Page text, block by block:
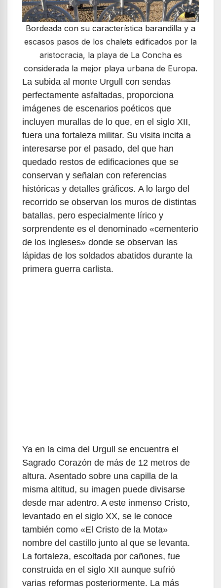
Bordeada con su característica barandilla y a
escasos pasos de los chalets edificados por la
aristocracia, la playa de La Concha es
considerada la mejor playa urbana de Europa.
La subida al monte Urgull con sendas
perfectamente asfaltadas, proporciona
imágenes de escenarios poéticos que
incluyen murallas de lo que, en el siglo XII,
fuera una fortaleza militar. Su visita incita a
interesarse por el pasado, del que han
quedado restos de edificaciones que se
conservan y señalan con referencias
históricas y detalles gráficos. A lo largo del
recorrido se observan los muros de distintas
batallas, pero especialmente lírico y
sorprendente es el denominado «cementerio
de los ingleses» donde se observan las
lápidas de los soldados abatidos durante la
primera guerra carlista.
Ya en la cima del Urgull se encuentra el
Sagrado Corazón de más de 12 metros de
altura. Asentado sobre una capilla de la
misma altitud, su imagen puede divisarse
desde mar adentro. A este inmenso Cristo,
levantado en el siglo XX, se le conoce
también como «El Cristo de la Mota»
nombre del castillo junto al que se levanta.
La fortaleza, escoltada por cañones, fue
construida en el siglo XII aunque sufrió
varias reformas posteriormente. La más